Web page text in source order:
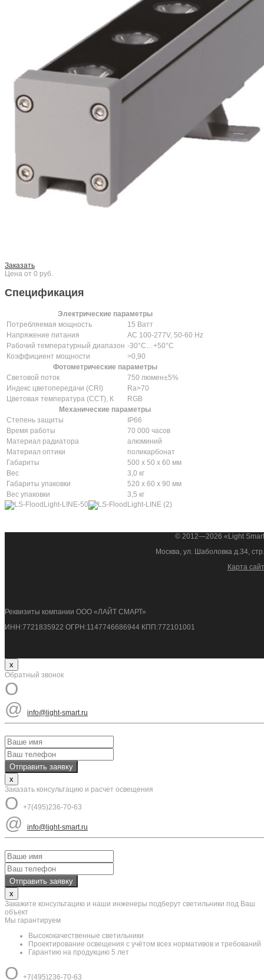
Заказать
Цена от 0 руб.
Спецификация
Электрические параметры
Потребляемая мощность
15 Ватт
Напряжение питания
AC 100-277V, 50-60 Hz
Рабочий температурный диапазон -30°С…+50°С
Коэффициент мощности
>0,90
Фотометрические параметры
Световой поток
750 люмен±5%
Индекс цветопередачи (CRI)
Ra>70
Цветовая температура (ССТ), К
RGB
Механические параметры
Степень защиты
IP66
Время работы
70 000 часов
Материал радиатора
алюминий
Материал оптики
поликарбонат
Габариты
500 х 50 х 60 мм
Вес
3,0 кг
Габариты упаковки
520 x 60 x 90 мм
Вес упаковки
3,5 кг
© 2012—2026 «Light
Москва, ул. Шаболовка д.34,
Карта
Реквизиты компании ООО «ЛАЙТ СМАРТ»
ИНН:7721835922 ОГРН:1147746686944 КПП:772101001
x
Обратный звонок
O
@
info@light-smart.ru
x
Заказать консультацию и расчет освещения
O +7(495)236-70-63
@ info@light-smart.ru
x
Закажите консультацию и наши инженеры подберут светильники под Ваш
объект
Мы гарантируем
Высококачественные светильники
Проектирование освещения с учётом всех нормативов и требований
Гарантию на продукцию 5 лет
O +7(495)236-70-63